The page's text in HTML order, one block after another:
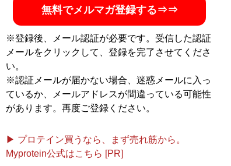
無料でメルマガ登録する⇒⇒
※登録後、メール認証が必要です。受信した認証
メールをクリックして、登録を完了させてくださ
い。
※認証メールが届かない場合、迷惑メールに入っ
ているか、メールアドレスが間違っている可能性
があります。再度ご登録ください。
▶ プロテイン買うなら、まず売れ筋から。
Myprotein公式はこちら [PR]